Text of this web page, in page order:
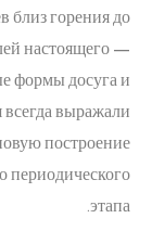
близ горения до
настоящего —
формы досуга и
всегда выражали
построение
периодического
этапа.